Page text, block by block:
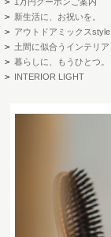
> 新生活に、お祝いを。
> アウトドアミックスstyle
> 土間に似合うインテリア
> 暮らしに、もうひとつ。
> INTERIOR LIGHT